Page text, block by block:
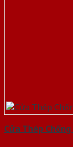
Cửa Thép Chống